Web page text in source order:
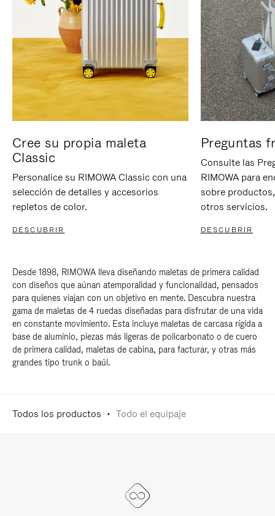
Cree su propia maleta
Classic
Personalice su RIMOWA Classic con una
selección de detalles y accesorios
repletos de color.
DESCUBRIR
Preguntas
Consulte las
RIMOWA para
sobre
otros servicios.
DESCUBRIR
Desde 1898, RIMOWA lleva diseñando maletas de primera calidad
con diseños que aúnan atemporalidad y funcionalidad, pensados
para quienes viajan con un objetivo en mente. Descubra nuestra
gama de maletas de 4 ruedas diseñadas para disfrutar de una vida
en constante movimiento. Esta incluye maletas de carcasa rígida a
base de aluminio, piezas más ligeras de policarbonato o de cuero
de primera calidad, maletas de cabina, para facturar, y otras más
grandes tipo trunk o baúl.
Todos los productos Todo el equipaje